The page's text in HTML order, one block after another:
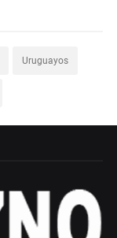
Uruguayos